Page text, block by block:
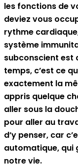
les fonctions de
deviez vous
rythme
système
subconscient est
temps, c’est ce
exactement la
appris quelque
aller sous la
pour aller au
d’y penser, car
automatique, qui
notre vie.